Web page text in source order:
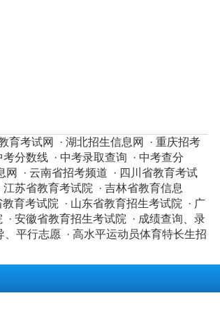
育考试网 · 湖北招生信息网 · 重庆招考
考分数线 · 中考录取查询 · 中考查分
网 · 云南省招考频道 · 四川省教育考试
江苏省教育考试院 · 吉林省教育信息
教育考试院 · 山东省教育招生考试院 · 广
· 安徽省教育招生考试院 · 成绩查询、录
、平行志愿 · 高水平运动员体育特长生招